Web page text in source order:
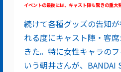
イベントの最後には、キャスト陣も驚きの重大
続けて各種グッズの告知
れる度にキャスト陣・客
きた。特に女性キャラの
いう朝井さんが、BANDAI